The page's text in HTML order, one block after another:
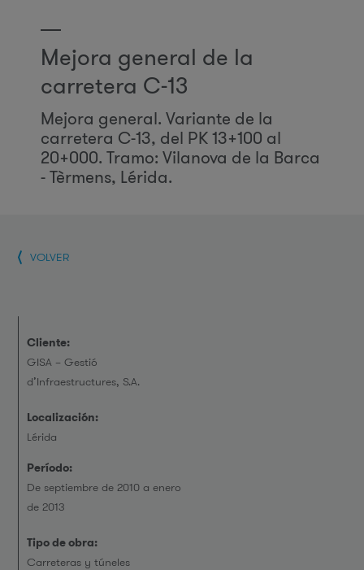
Mejora general de la
carretera C-13
Mejora general. Variante de la
carretera C-13, del PK 13+100 al
20+000. Tramo: Vilanova de la Barca
- Tèrmens, Lérida.
VOLVER
Cliente:
GISA – Gestió
d’Infraestructures, S.A.
Localización:
Lérida
Período:
De septiembre de 2010 a enero
de 2013
Tipo de obra:
Carreteras y túneles